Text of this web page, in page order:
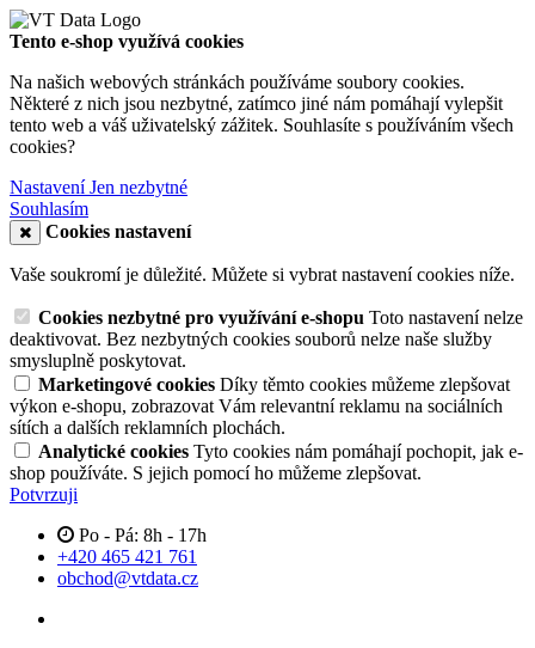
Tento e-shop využívá cookies
Na našich webových stránkách používáme soubory cookies.
Některé z nich jsou nezbytné, zatímco jiné nám pomáhají vylepšit
tento web a váš uživatelský zážitek. Souhlasíte s používáním všech
cookies?
NastaveníJen nezbytné
Souhlasím
Cookies nastavení
Vaše soukromí je důležité. Můžete si vybrat nastavení cookies níže.
Cookies nezbytné pro využívání e-shopu Toto nastavení nelze
deaktivovat. Bez nezbytných cookies souborů nelze naše služby
smysluplně poskytovat.
Marketingové cookies Díky těmto cookies můžeme zlepšovat
výkon e-shopu, zobrazovat Vám relevantní reklamu na sociálních
sítích a dalších reklamních plochách.
Analytické cookies Tyto cookies nám pomáhají pochopit, jak e-
shop používáte. S jejich pomocí ho můžeme zlepšovat.
Potvrzuji
Po - Pá: 8h - 17h
+420 465 421 761
obchod@vtdata.cz